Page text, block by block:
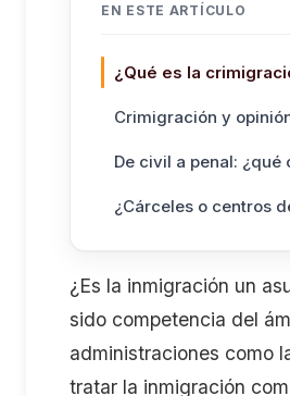
EN ESTE ARTÍCULO
¿Qué es la
Crimigración y
De civil a penal: ¿qué
¿Cárceles o centros
¿Es la inmigración un
sido competencia del
administraciones como
tratar la inmigración